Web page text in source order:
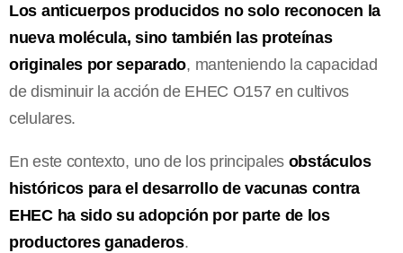
Los anticuerpos producidos no solo reconocen la
nueva molécula, sino también las proteínas
originales por separado, manteniendo la capacidad
de disminuir la acción de EHEC O157 en cultivos
celulares.
En este contexto, uno de los principales obstáculos
históricos para el desarrollo de vacunas contra
EHEC ha sido su adopción por parte de los
productores ganaderos.